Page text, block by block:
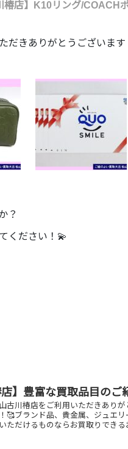
椿店】K10リング/COACH
だきありがとうございます
？
ください！💫
店】豊富な買取品目のご
古川椿店をご利用いただきあり
🥰ブランド品、貴金属、ジュエ
ただけるものならお買取りできる